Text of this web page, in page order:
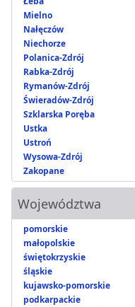
Mielno
Nałęczów
Niechorze
Polanica-Zdrój
Rabka-Zdrój
Rymanów-Zdrój
Świeradów-Zdrój
Szklarska Poręba
Ustka
Ustroń
Wysowa-Zdrój
Zakopane
Województwa
pomorskie
małopolskie
świętokrzyskie
śląskie
kujawsko-pomorskie
podkarpackie